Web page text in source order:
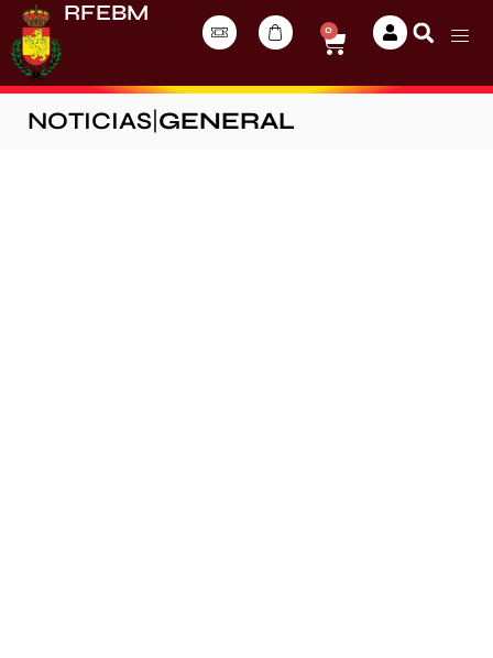
RFEBM
0
NOTICIAS GENERAL